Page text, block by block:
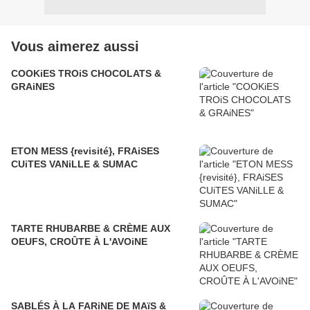
Vous aimerez aussi
COOKiES TROiS CHOCOLATS &
GRAiNES
ETON MESS {revisité}, FRAiSES
CUiTES VANiLLE & SUMAC
TARTE RHUBARBE & CRÈME AUX
OEUFS, CROÛTE À L'AVOiNE
SABLÉS À LA FARiNE DE MAïS &